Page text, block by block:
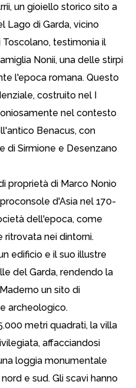
un gioiello storico sito a
Lago di Garda, vicino
testimonia il
Nonii, una delle stirpi
l'epoca romana. Questo
costruito nel I
nel contesto
Benacus, con
di Sirmione e Desenzano
proprietà di Marco Nonio
d'Asia nel 170-
dell'epoca, come
nei dintorni.
edificio e il suo illustre
del Garda, rendendo la
un sito di
archeologico.
metri quadrati, la villa
affacciandosi
loggia monumentale
e sud. Gli scavi hanno